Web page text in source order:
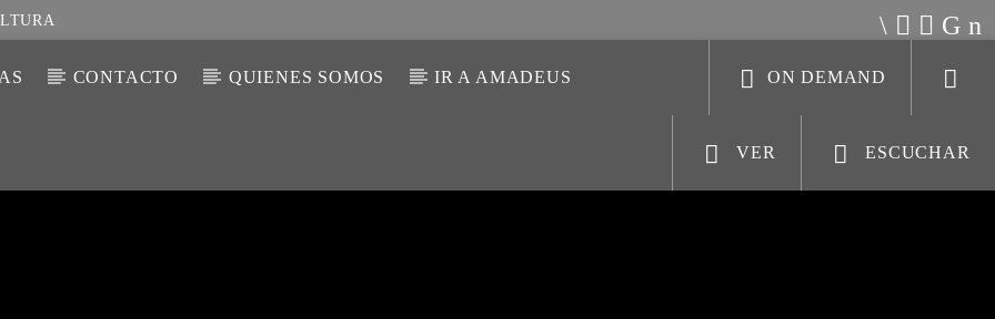
CONTACTO QUIENES SOMOS IR A AMADEUS ON DEMAND
ESCUCHAR
VER